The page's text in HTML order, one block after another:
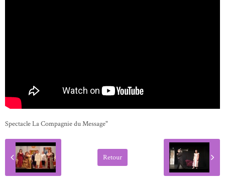
Spectacle La Compagnie du Message"
Retour